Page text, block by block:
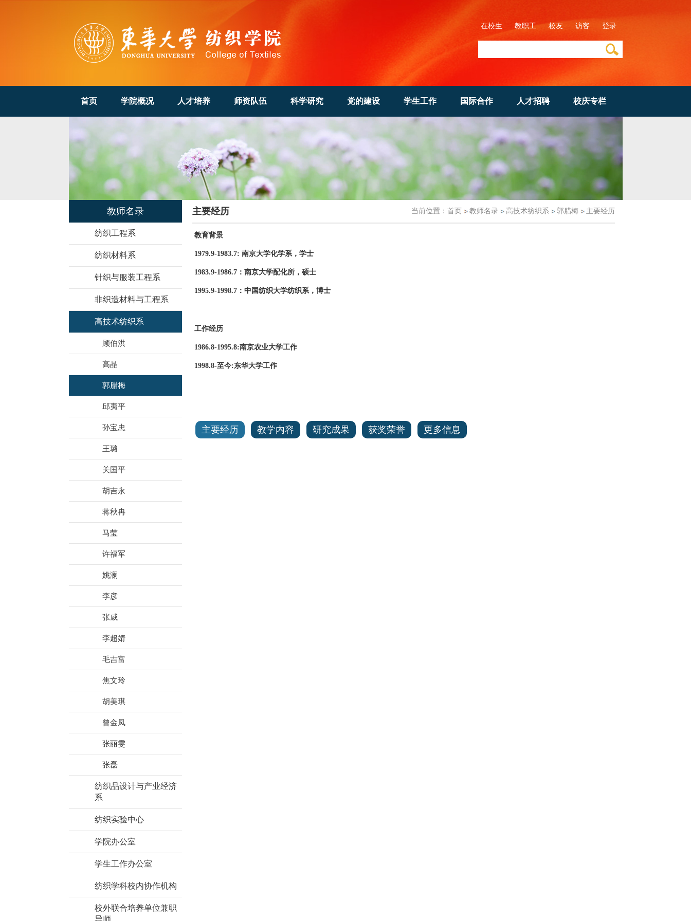
在校生 教职工 校友 访客 登录
首页 学院概况 人才培养 师资队伍 科学研究 党的建设 学生工作 国际合作 人才招聘 校庆专栏
教师名录
纺织工程系
纺织材料系
针织与服装工程系
非织造材料与工程系
高技术纺织系
顾伯洪
高晶
郭腊梅
邱夷平
孙宝忠
王璐
关国平
胡吉永
蒋秋冉
马莹
许福军
姚澜
李彦
张威
李超婧
毛吉富
焦文玲
胡美琪
曾金凤
张丽雯
张磊
纺织品设计与产业经济
系
纺织实验中心
学院办公室
学生工作办公室
纺织学科校内协作机构
校外联合培养单位兼职
导师
主要经历 当前位置： 首页 教师名录 高技术纺织系 郭腊梅 主要经历
教育背景
1979.9-1983.7: 南京大学化学系，学士
1983.9-1986.7：南京大学配化所，硕士
1995.9-1998.7：中国纺织大学纺织系，博士
工作经历
1986.8-1995.8:南京农业大学工作
1998.8-至今:东华大学工作
主要经历 教学内容 研究成果 获奖荣誉 更多信息